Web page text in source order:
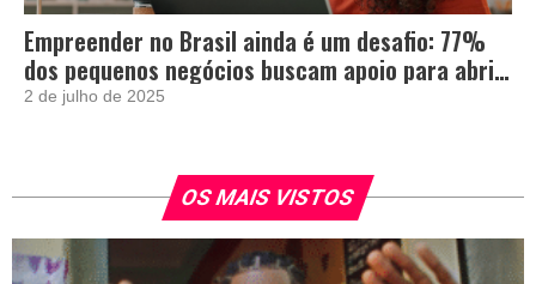
Empreender no Brasil ainda é um desafio: 77%
dos pequenos negócios buscam apoio para abrir
e crescer
2 de julho de 2025
OS MAIS VISTOS